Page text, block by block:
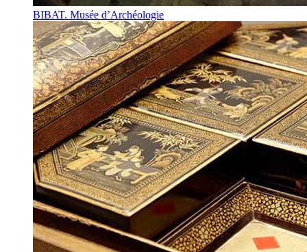
BIBAT. Musée d’Archéologie